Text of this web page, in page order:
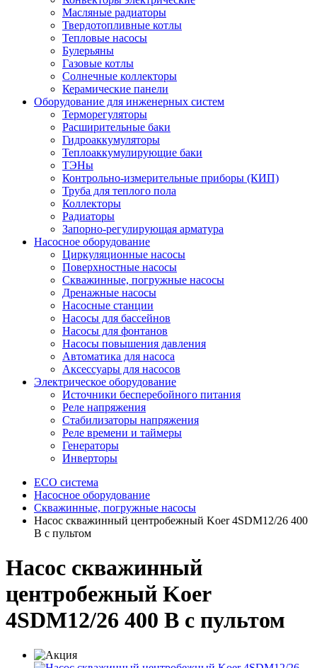
Масляные радиаторы
Твердотопливные котлы
Тепловые насосы
Булерьяны
Газовые котлы
Солнечные коллекторы
Керамические панели
Оборудование для инженерных систем
Терморегуляторы
Расширительные баки
Гидроаккумуляторы
Теплоаккумулирующие баки
ТЭНы
Контрольно-измерительные приборы (КИП)
Труба для теплого пола
Коллекторы
Радиаторы
Запорно-регулирующая арматура
Насосное оборудование
Циркуляционные насосы
Поверхностные насосы
Скважинные, погружные насосы
Дренажные насосы
Насосные станции
Насосы для бассейнов
Насосы для фонтанов
Насосы повышения давления
Автоматика для насоса
Аксессуары для насосов
Электрическое оборудование
Источники бесперебойного питания
Реле напряжения
Стабилизаторы напряжения
Реле времени и таймеры
Генераторы
Инверторы
ECO система
Насосное оборудование
Скважинные, погружные насосы
Насос скважинный центробежный Koer 4SDM12/26 400
В с пультом
Насос скважинный
центробежный Koer
4SDM12/26 400 В с пультом